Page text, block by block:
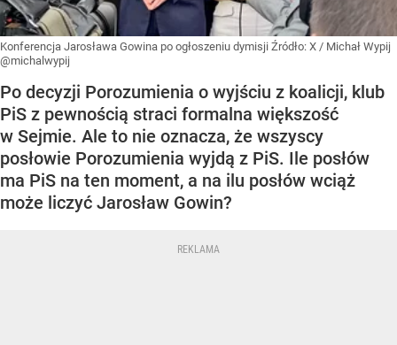
Konferencja Jarosława Gowina po ogłoszeniu dymisji Źródło: X / Michał Wypij
@michalwypij
Po decyzji Porozumienia o wyjściu z koalicji, klub
PiS z pewnością straci formalna większość
w Sejmie. Ale to nie oznacza, że wszyscy
posłowie Porozumienia wyjdą z PiS. Ile posłów
ma PiS na ten moment, a na ilu posłów wciąż
może liczyć Jarosław Gowin?